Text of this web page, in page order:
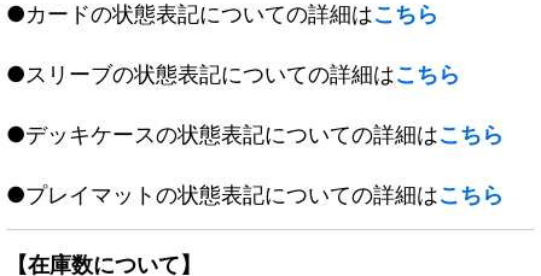
●カードの状態表記についての詳細はこちら
●スリーブの状態表記についての詳細はこちら
●デッキケースの状態表記についての詳細はこちら
●プレイマットの状態表記についての詳細はこちら
【在庫数について】